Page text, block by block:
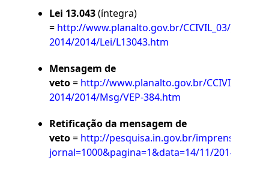
Lei 13.043(íntegra)
= http://www.planalto.gov.br/CCIVIL_03/
2014/2014/Lei/L13043.htm
Mensagem de
veto= http://www.planalto.gov.br/CCIVIL_03/
2014/2014/Msg/VEP-384.htm
Retificação da mensagem de
veto= http://pesquisa.in.gov.br/imprensa/jsp/
jornal=1000&pagina=1&data=14/11/2014